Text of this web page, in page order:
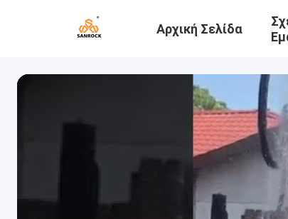
Αρχική Σελίδα